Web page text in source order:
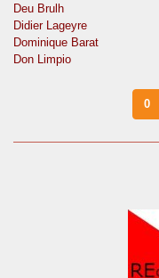
Deu Brulh
Didier Lageyre
Dominique Barat
Don Limpio
0